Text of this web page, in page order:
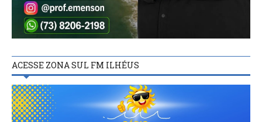
ACESSE ZONA SUL FM ILHÉUS